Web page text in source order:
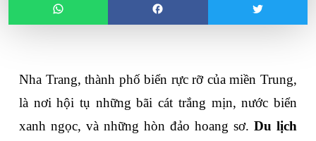
Nha Trang, thành phố biển rực rỡ của miền Trung,
là nơi hội tụ những bãi cát trắng mịn, nước biển
xanh ngọc, và những hòn đảo hoang sơ. Du lịch